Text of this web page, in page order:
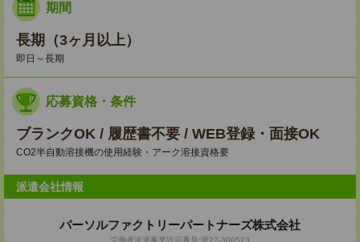
期間
長期（3ヶ月以上）
即日～長期
応募資格・条件
ブランクOK / 履歴書不要 / WEB登録・面接OK
CO2半自動溶接機の使用経験・アーク溶接資格要
派遣会社情報
パーソルファクトリーパートナーズ株式会社
労働者派遣事業許可番号:派27-300523